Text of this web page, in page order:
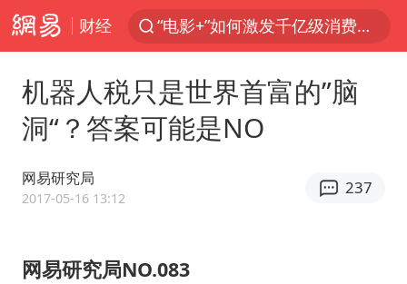
财经
“电影+”如何激发千亿级消费新活力？
四川宜宾高县4.9级地震致1死
“新疆阿勒泰八月能滑雪”不实
机器人税只是世界首富的”脑
洞“？答案可能是NO
网易研究局
2017-05-16 13:12
237
网易研究局NO.083